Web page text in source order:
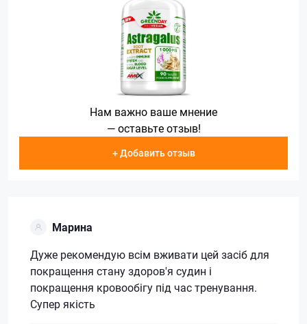
Нам важно ваше мнение
— оставьте отзыв!
+ Добавить отзыв
Марина
Дуже рекомендую всім вживати цей засіб для
покращення стану здоров'я судин і
покращення кровообігу під час тренування.
Супер якість